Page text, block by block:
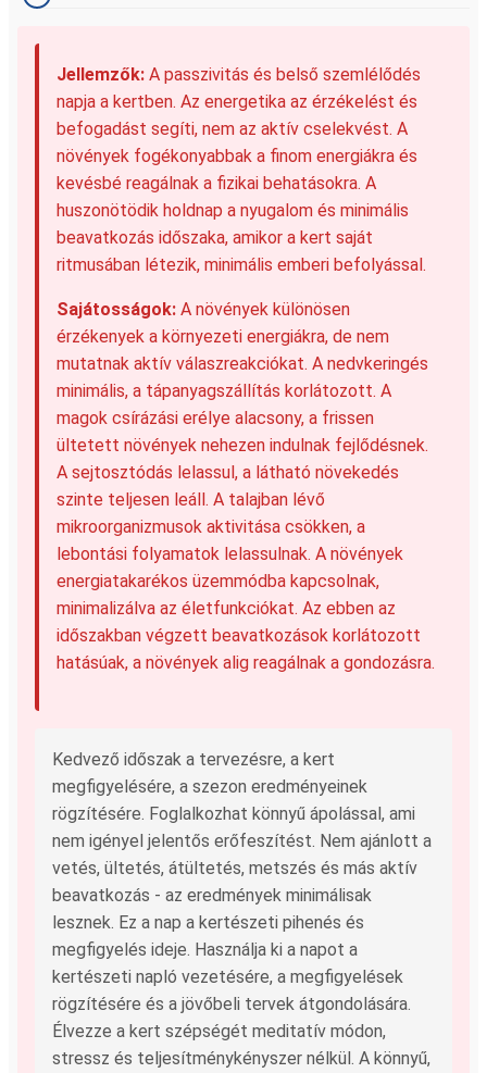
Jellemzők: A passzivitás és belső szemlélődés
napja a kertben. Az energetika az érzékelést és
befogadást segíti, nem az aktív cselekvést. A
növények fogékonyabbak a finom energiákra és
kevésbé reagálnak a fizikai behatásokra. A
huszonötödik holdnap a nyugalom és minimális
beavatkozás időszaka, amikor a kert saját
ritmusában létezik, minimális emberi befolyással.
Sajátosságok: A növények különösen
érzékenyek a környezeti energiákra, de nem
mutatnak aktív válaszreakciókat. A nedvkeringés
minimális, a tápanyagszállítás korlátozott. A
magok csírázási erélye alacsony, a frissen
ültetett növények nehezen indulnak fejlődésnek.
A sejtosztódás lelassul, a látható növekedés
szinte teljesen leáll. A talajban lévő
mikroorganizmusok aktivitása csökken, a
lebontási folyamatok lelassulnak. A növények
energiatakarékos üzemmódba kapcsolnak,
minimalizálva az életfunkciókat. Az ebben az
időszakban végzett beavatkozások korlátozott
hatásúak, a növények alig reagálnak a gondozásra.
Kedvező időszak a tervezésre, a kert
megfigyelésére, a szezon eredményeinek
rögzítésére. Foglalkozhat könnyű ápolással, ami
nem igényel jelentős erőfeszítést. Nem ajánlott a
vetés, ültetés, átültetés, metszés és más aktív
beavatkozás - az eredmények minimálisak
lesznek. Ez a nap a kertészeti pihenés és
megfigyelés ideje. Használja ki a napot a
kertészeti napló vezetésére, a megfigyelések
rögzítésére és a jövőbeli tervek átgondolására.
Élvezze a kert szépségét meditatív módon,
stressz és teljesítménykényszer nélkül. A könnyű,